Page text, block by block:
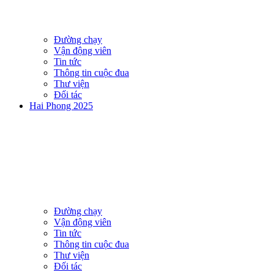
Đường chạy
Vận động viên
Tin tức
Thông tin cuộc đua
Thư viện
Đối tác
Hai Phong 2025
Đường chạy
Vận động viên
Tin tức
Thông tin cuộc đua
Thư viện
Đối tác